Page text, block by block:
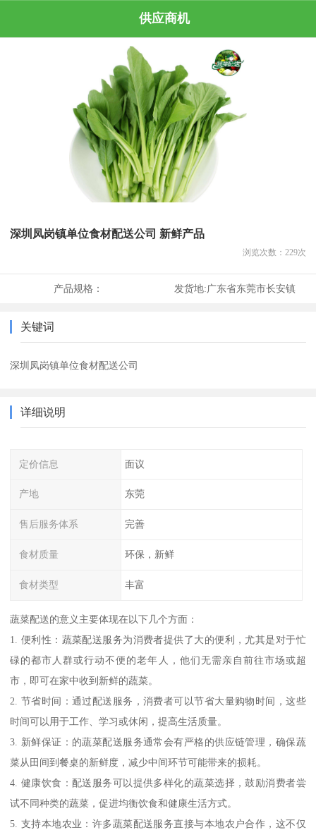
供应商机
深圳凤岗镇单位食材配送公司 新鲜产品
浏览次数： 229次
产品规格： 发货地:广东省东莞市长安镇
关键词
深圳凤岗镇单位食材配送公司
详细说明
定价信息 面议
产地 东莞
售后服务体系 完善
食材质量 环保，新鲜
食材类型 丰富
蔬菜配送的意义主要体现在以下几个方面：
1. 便利性：蔬菜配送服务为消费者提供了大的便利，尤其是对于忙
碌的都市人群或行动不便的老年人，他们无需亲自前往市场或超
市，即可在家中收到新鲜的蔬菜。
2. 节省时间：通过配送服务，消费者可以节省大量购物时间，这些
时间可以用于工作、学习或休闲，提高生活质量。
3. 新鲜保证：的蔬菜配送服务通常会有严格的供应链管理，确保蔬
菜从田间到餐桌的新鲜度，减少中间环节可能带来的损耗。
4. 健康饮食：配送服务可以提供多样化的蔬菜选择，鼓励消费者尝
试不同种类的蔬菜，促进均衡饮食和健康生活方式。
5. 支持本地农业：许多蔬菜配送服务直接与本地农户合作，这不仅